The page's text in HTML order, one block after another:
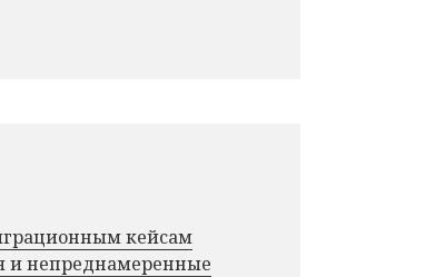
кейсам
и непреднамеренные